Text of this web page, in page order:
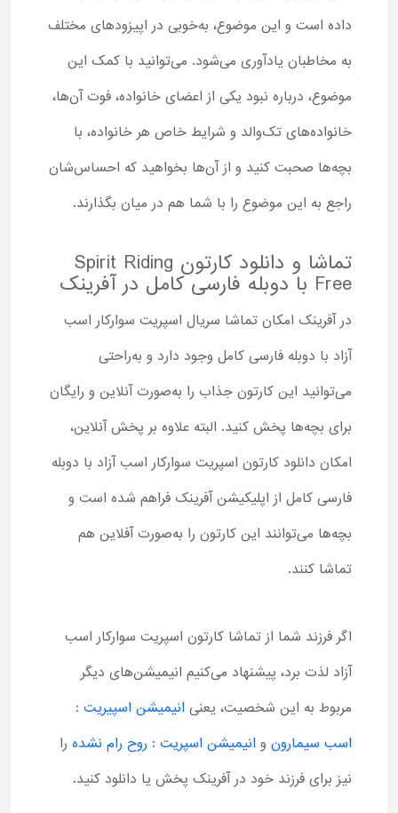
داده است و این موضوع، به‌خوبی در اپیزودهای مختلف
به مخاطبان یادآوری می‌شود. می‌توانید با کمک این
موضوع، درباره نبود یکی از اعضای خانواده، فوت آن‌ها،
خانواده‌های تک‌والد و شرایط خاص هر خانواده، با
بچه‌ها صحبت کنید و از آن‌ها بخواهید که احساس‌شان
راجع به این موضوع را با شما هم در میان بگذارند.
تماشا و دانلود کارتون Spirit Riding
Free با دوبله فارسی کامل در آفرینک
در آفرینک امکان تماشا سریال اسپریت سوارکار اسب
آزاد با دوبله فارسی کامل وجود دارد و به‌راحتی
می‌توانید این کارتون جذاب را به‌صورت آنلاین و رایگان
برای بچه‌ها پخش کنید. البته علاوه بر پخش آنلاین،
امکان دانلود کارتون اسپریت سوارکار اسب آزاد با دوبله
فارسی کامل از اپلیکیشن آفرینک فراهم شده است و
بچه‌ها می‌توانند این کارتون را به‌صورت آفلاین هم
تماشا کنند.
اگر فرزند شما از تماشا کارتون اسپریت سوارکار اسب
آزاد لذت برد، پیشنهاد می‌کنیم انیمیشن‌های دیگر
مربوط به این شخصیت، یعنی انیمیشن اسپیریت :
اسب سیمارون و انیمیشن اسپریت : روح رام نشده را
نیز برای فرزند خود در آفرینک پخش یا دانلود کنید.